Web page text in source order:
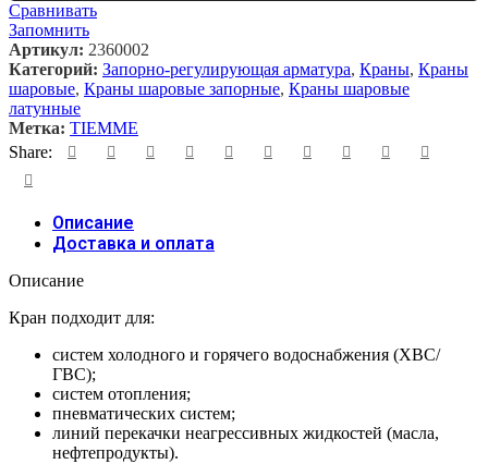
Сравнивать
Запомнить
Артикул: 2360002
Категорий: Запорно-регулирующая арматура, Краны, Краны
шаровые, Краны шаровые запорные, Краны шаровые
латунные
Метка: TIEMME
Share:
Описание
Доставка и оплата
Описание
Кран подходит для:
систем холодного и горячего водоснабжения (ХВС/
ГВС);
систем отопления;
пневматических систем;
линий перекачки неагрессивных жидкостей (масла,
нефтепродукты).